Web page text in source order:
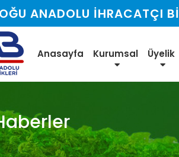
ANADOLU İHRACATÇI
Anasayfa Kurumsal Üyelik